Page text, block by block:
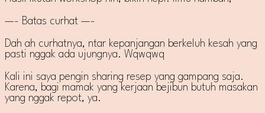
—- Batas curhat —-
Dah ah curhatnya, ntar kepanjangan berkeluh kesah yang
pasti nggak ada ujungnya. Wqwqwq
Kali ini saya pengin sharing resep yang gampang saja.
Karena, bagi mamak yang kerjaan bejibun butuh masakan
yang nggak repot, ya.